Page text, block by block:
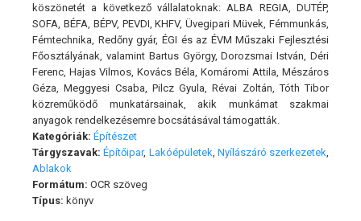
köszönetét a következő vállalatoknak: ALBA REGIA, DUTÉP,
SOFA, BÉFA, BÉPV, PEVDI, KHFV, Üvegipari Müvek, Fémmunkás,
Fémtechnika, Redőny gyár, ÉGI és az ÉVM Műszaki Fejlesztési
Főosztályának, valamint Bartus György, Dorozsmai István, Déri
Ferenc, Hajas Vilmos, Kovács Béla, Komáromi Attila, Mészáros
Géza, Meggyesi Csaba, Pilcz Gyula, Révai Zoltán, Tóth Tibor
közreműködő munkatársainak, akik munkámat szakmai
anyagok rendelkezésemre bocsátásával támogatták.
Kategóriák: Építészet
Tárgyszavak: Építőipar, Lakóépületek Nyílászáró szerkezetek
Ablakok
Formátum: OCR szöveg
Típus: könyv